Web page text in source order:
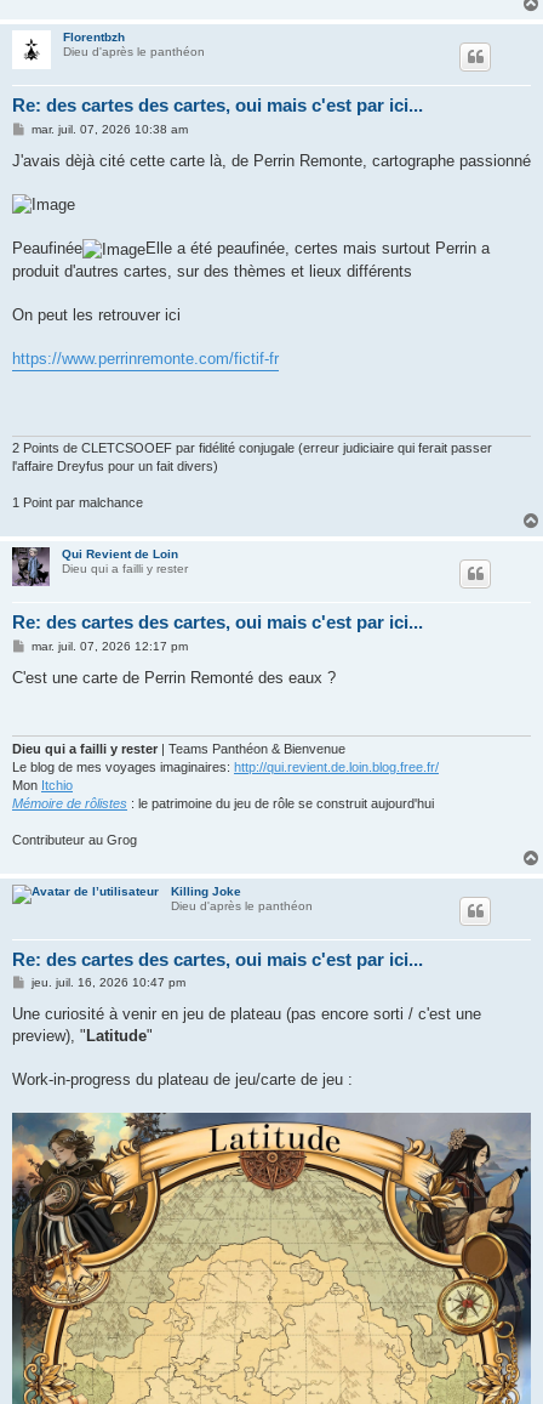
Florentbzh
Dieu d'après le panthéon
Re: des cartes des cartes, oui mais c'est par ici...
M
s
g
e
mar. juil. 07, 2026 10:38 am
J'avais dèjà cité cette carte là, de Perrin Remonte, cartographe passionné
Peaufinée
Elle a été peaufinée, certes mais surtout Perrin a
produit d'autres cartes, sur des thèmes et lieux différents
On peut les retrouver ici
https://www.perrinremonte.com/fictif-fr
2 Points de CLETCSOOEF par fidélité conjugale (erreur judiciaire qui ferait passer
l'affaire Dreyfus pour un fait divers)
1 Point par malchance
Qui Revient de Loin
Dieu qui a failli y rester
Re: des cartes des cartes, oui mais c'est par ici...
M
s
mar. juil. 07, 2026 12:17 pm
C'est une carte de Perrin Remonté des eaux ?
Dieu qui a failli y rester | Teams Panthéon & Bienvenue
Le blog de mes voyages imaginaires: http://qui.revient.de.loin.blog.free.fr/
Mon Itchio
Mémoire de rôlistes : le patrimoine du jeu de rôle se construit aujourd'hui
Contributeur au Grog
Killing Joke
Dieu d'après le panthéon
Re: des cartes des cartes, oui mais c'est par ici...
M
s
a
jeu. juil. 16, 2026 10:47 pm
Une curiosité à venir en jeu de plateau (pas encore sorti / c'est une
preview), " Latitude"
Work-in-progress du plateau de jeu/carte de jeu :